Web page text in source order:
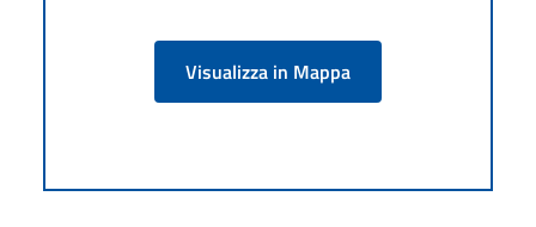
Visualizza in Mappa